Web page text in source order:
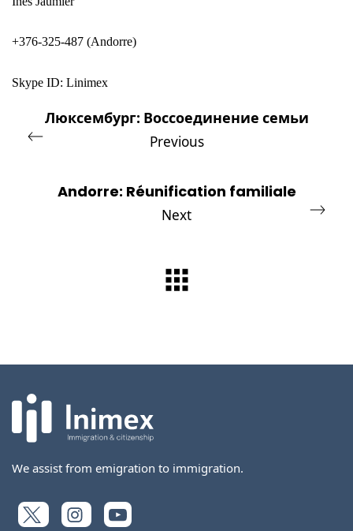
+376-325-487 (Andorre)
Skype ID: Linimex
Люксембург: Воссоединение семьи
Previous
Andorre: Réunification familiale
Next
We assist from emigration to immigration.